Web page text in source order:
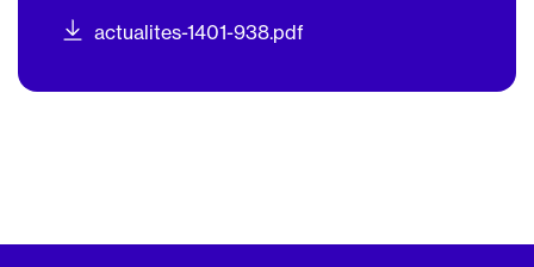
actualites-1401-938.pdf